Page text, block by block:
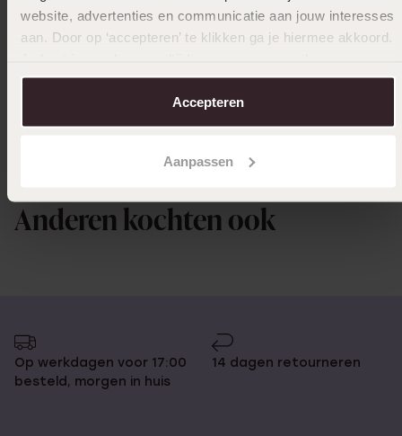
website, advertenties en communicatie aan jouw interesses
aan. Door op ‘accepteren’ te klikken ga je hiermee akkoord.
over in onscookiebeleid.
Accepteren
Aanpassen
Uitverkocht
Ook leuk voor jou
Anderen kochten ook
Op werkdagen voor 17:00
besteld, morgen in huis
14 dagen retourneren